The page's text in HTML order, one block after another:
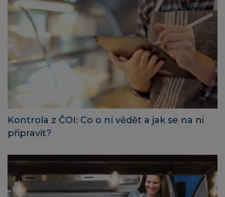
Kontrola z ČOI: Co o ní vědět a jak se na ni
připravit?